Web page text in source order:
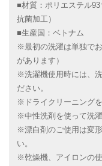
■材質：ポリエステル
抗菌加工）
■生産国：ベトナム
※最初の洗濯は単独で
があります）
※洗濯機使用時には、
ださい。
※ドライクリーニング
※中性洗剤を使って洗濯
※漂白剤のご使用は変
い。
※乾燥機、アイロンの